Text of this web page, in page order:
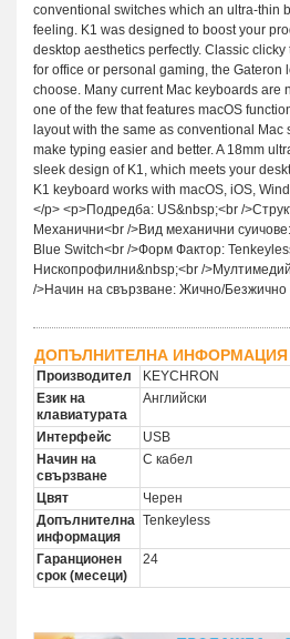
conventional switches which an ultra-thin
feeling. K1 was designed to boost your
desktop aesthetics perfectly. Classic clicky
for office or personal gaming, the Gateron
choose. Many current Mac keyboards are
one of the few that features macOS
layout with the same as conventional Mac
make typing easier and better. A 18mm
sleek design of K1, which meets your
K1 keyboard works with macOS, iOS,
</p> <p>Подредба: US&nbsp;<br /
Механични<br />Вид механични
Blue Switch<br />Форм Фактор:
Нископрофилни&nbsp;<br /
/>Начин на свързване: Жично/Безжично
ДОПЪЛНИТЕЛНА ИНФОРМАЦИЯ
Производител
KEYCHRON
Език на
клавиатурата
Английски
Интерфейс
USB
Начин на
свързване
С кабел
Цвят
Черен
Допълнителна
информация
Tenkeyless
Гаранционен
срок (месеци)
24